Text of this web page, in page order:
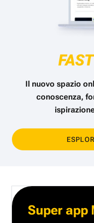
Il nuovo spazio
conoscenza,
Super app